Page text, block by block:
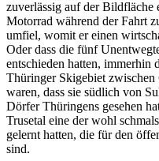
zuverlässig auf der Bildfläche
Motorrad während der Fahrt
umfiel, womit er einen
Oder dass die fünf
entschieden hatten, immerhin
Thüringer Skigebiet
waren, dass sie südlich von
Dörfer Thüringens gesehen
Trusetal eine der wohl
gelernt hatten, die für den
sind.